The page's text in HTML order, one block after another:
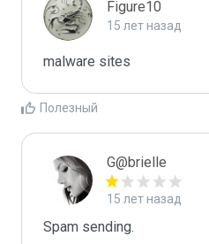
Figure10
15 лет назад
malware sites
Полезный
G@brielle
15 лет назад
Spam sending.